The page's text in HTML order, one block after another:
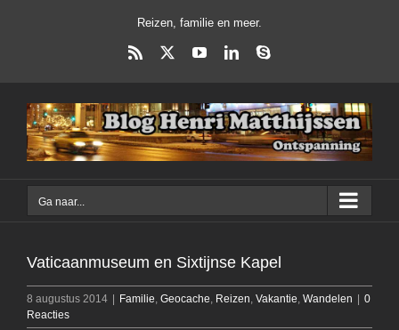
Reizen, familie en meer.
Rss YouTubeLinkedInSkype
Ga naar...
Vaticaanmuseum en Sixtijnse Kapel
8 augustus 2014 | Familie, Geocache, Reizen, Vakantie, Wandelen | 0
Reacties